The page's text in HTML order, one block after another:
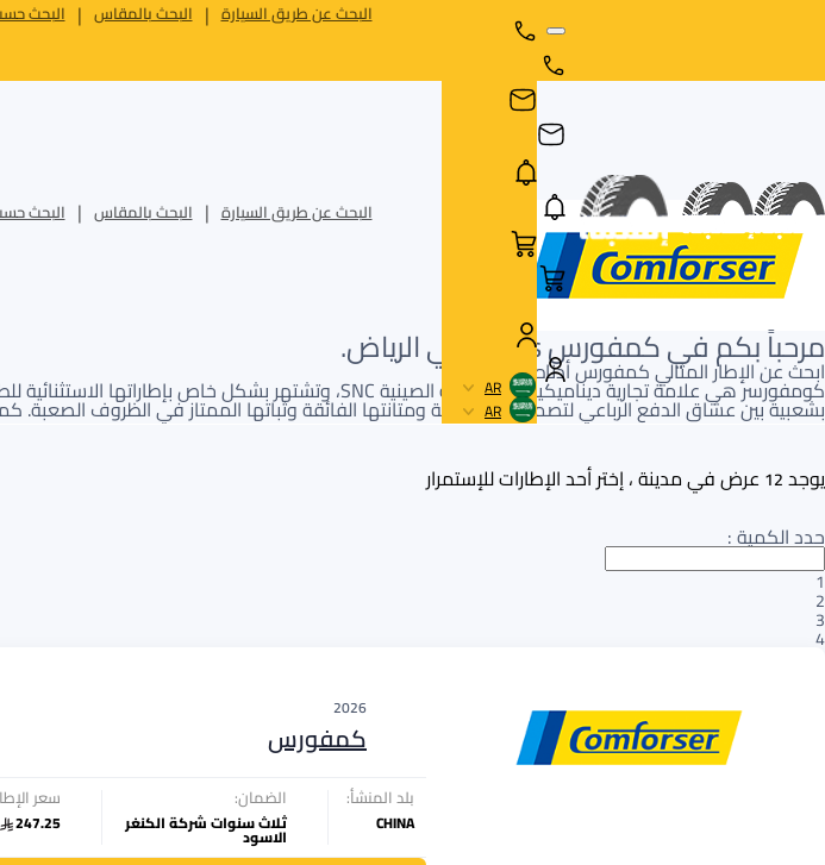
البحث عن طريق السيارة البحث بالمقاس البحث
البحث عن طريق السيارة البحث بالمقاس البحث
AR
AR
مرحباً بكم في كمفورس Tyres في الرياض.
ابحث عن الإطار المثالي كمفورس أدناه.
بشعبية بين عشاق الدفع الرباعي لتصميماتها الجريئة ومتانتها الفائقة وثباتها الممتاز في الظروف الصعبة.
يوجد12عرض في مدينة ، إختر أحد الإطارات للإستمرار
حدد الكمية:
1
2
3
4
2026
كمفورس
بلد المنشأ:
CHINA
الضمان:
ثلاث سنوات شركة الكنغر
الاسود
سعر
247.25